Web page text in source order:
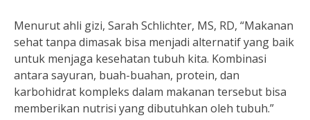
Menurut ahli gizi, Sarah Schlichter, MS, RD, “Makanan
sehat tanpa dimasak bisa menjadi alternatif yang baik
untuk menjaga kesehatan tubuh kita. Kombinasi
antara sayuran, buah-buahan, protein, dan
karbohidrat kompleks dalam makanan tersebut bisa
memberikan nutrisi yang dibutuhkan oleh tubuh.”